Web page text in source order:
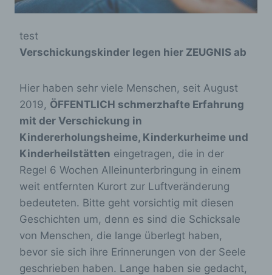
test
Verschickungskinder legen hier ZEUGNIS ab
Hier haben sehr viele Menschen, seit August
2019, ÖFFENTLICH schmerzhafte Erfahrung
mit der Verschickung in
Kindererholungsheime, Kinderkurheime und
Kinderheilstätten eingetragen, die in der
Regel 6 Wochen Alleinunterbringung in einem
weit entfernten Kurort zur Luftveränderung
bedeuteten. Bitte geht vorsichtig mit diesen
Geschichten um, denn es sind die Schicksale
von Menschen, die lange überlegt haben,
bevor sie sich ihre Erinnerungen von der Seele
geschrieben haben. Lange haben sie gedacht,